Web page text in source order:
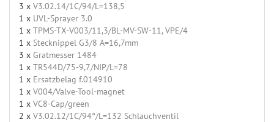
3 x V3.02.14/1C/94/L=138,5
1 x UVL-Sprayer 3.0
1 x TPMS-TX-V003/11,3/BL-MV-SW-11, VPE/4
1 x Stecknippel G3/8 A=16,7mm
3 x Gratmesser 1484
1 x TR544D/75-9,7/NIP/L=78
1 x Ersatzbelag f.014910
1 x V004/Valve-Tool-magnet
1 x VC8-Cap/green
2 x V3.02.12/1C/94°/L=132 Schlauchventil